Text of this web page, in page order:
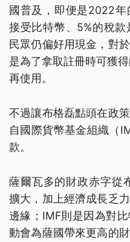
國普及，即便是2022
接受比特幣、5%的稅
民眾仍偏好用現金，對
是為了拿取註冊時可獲
再使用。
不過讓布格磊點頭在政
自國際貨幣基金組織（
款。
薩爾瓦多的財政赤字從
擴大，加上經濟成長乏
邊緣；IMF則是因為對
動會為薩國帶來更高的